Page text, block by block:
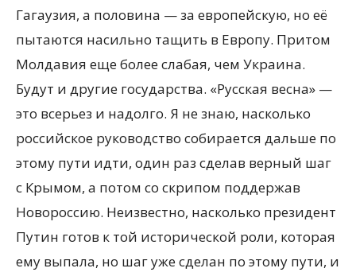
Гагаузия, а половина — за европейскую, но её
пытаются насильно тащить в Европу. Притом
Молдавия еще более слабая, чем Украина.
Будут и другие государства. «Русская весна» —
это всерьез и надолго. Я не знаю, насколько
российское руководство собирается дальше по
этому пути идти, один раз сделав верный шаг
с Крымом, а потом со скрипом поддержав
Новороссию. Неизвестно, насколько президент
Путин готов к той исторической роли, которая
ему выпала, но шаг уже сделан по этому пути, и